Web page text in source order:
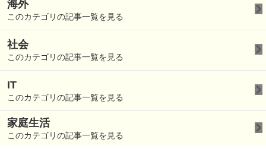
海外
このカテゴリの記事一覧を見る
社会
このカテゴリの記事一覧を見る
IT
このカテゴリの記事一覧を見る
家庭生活
このカテゴリの記事一覧を見る